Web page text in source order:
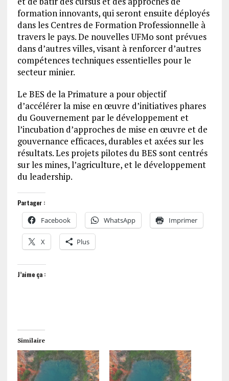
formation innovants, qui seront ensuite déployés
dans les Centres de Formation Professionnelle à
travers le pays. De nouvelles UFMo sont prévues
dans d’autres villes, visant à renforcer d’autres
compétences techniques essentielles pour le
secteur minier.
Le BES de la Primature a pour objectif
d’accélérer la mise en œuvre d’initiatives phares
du Gouvernement par le développement et
l’incubation d’approches de mise en œuvre et de
gouvernance efficaces, durables et axées sur les
résultats. Les projets pilotes du BES sont centrés
sur les mines, l’agriculture, et le développement
du leadership.
Partager :
Facebook WhatsApp Imprimer
X Plus
J’aime ça :
Similaire